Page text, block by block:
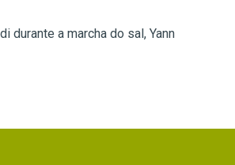
durante a marcha do sal, Yann